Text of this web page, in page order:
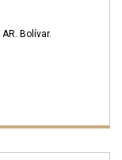
AR. Bolívar.